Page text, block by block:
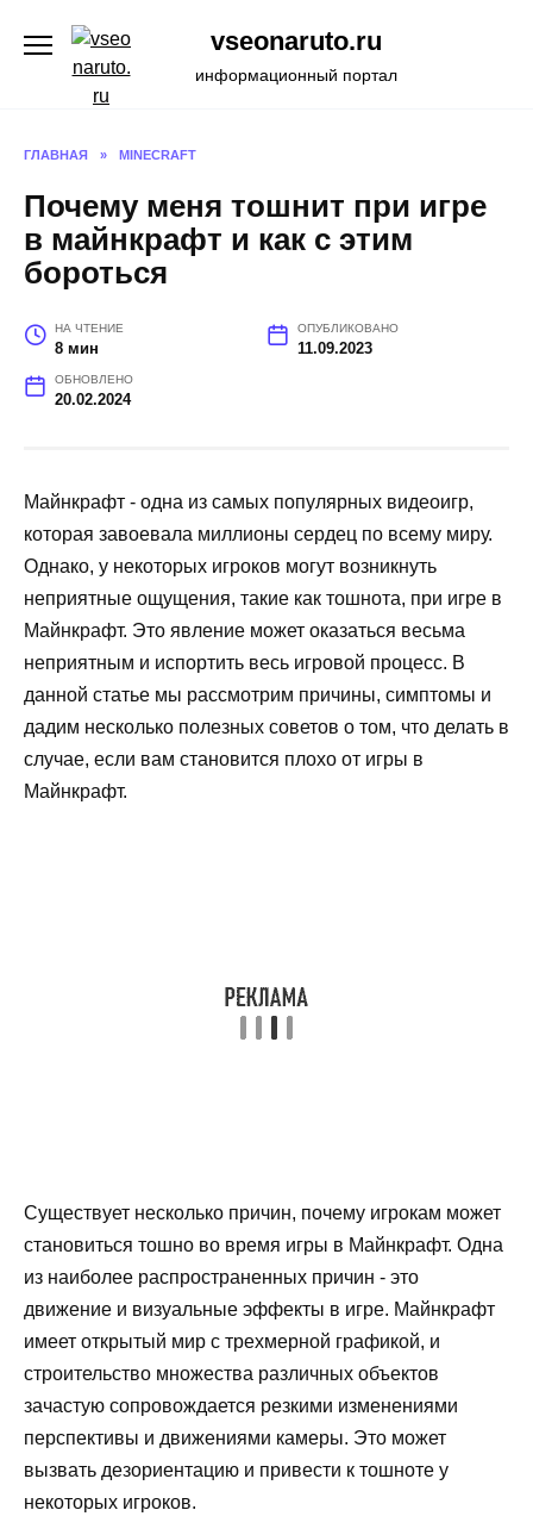
содержанию
vseonaruto.ru
информационный портал
ГЛАВНАЯ » MINECRAFT
Почему меня тошнит при игре
в майнкрафт и как с этим
бороться
НА ЧТЕНИЕ
8 мин
ОПУБЛИКОВАНО
11.09.2023
ОБНОВЛЕНО
20.02.2024
Майнкрафт - одна из самых популярных видеоигр,
которая завоевала миллионы сердец по всему миру.
Однако, у некоторых игроков могут возникнуть
неприятные ощущения, такие как тошнота, при игре в
Майнкрафт. Это явление может оказаться весьма
неприятным и испортить весь игровой процесс. В
данной статье мы рассмотрим причины, симптомы и
дадим несколько полезных советов о том, что делать в
случае, если вам становится плохо от игры в
Майнкрафт.
Существует несколько причин, почему игрокам может
становиться тошно во время игры в Майнкрафт. Одна
из наиболее распространенных причин - это
движение и визуальные эффекты в игре. Майнкрафт
имеет открытый мир с трехмерной графикой, и
строительство множества различных объектов
зачастую сопровождается резкими изменениями
перспективы и движениями камеры. Это может
вызвать дезориентацию и привести к тошноте у
некоторых игроков.